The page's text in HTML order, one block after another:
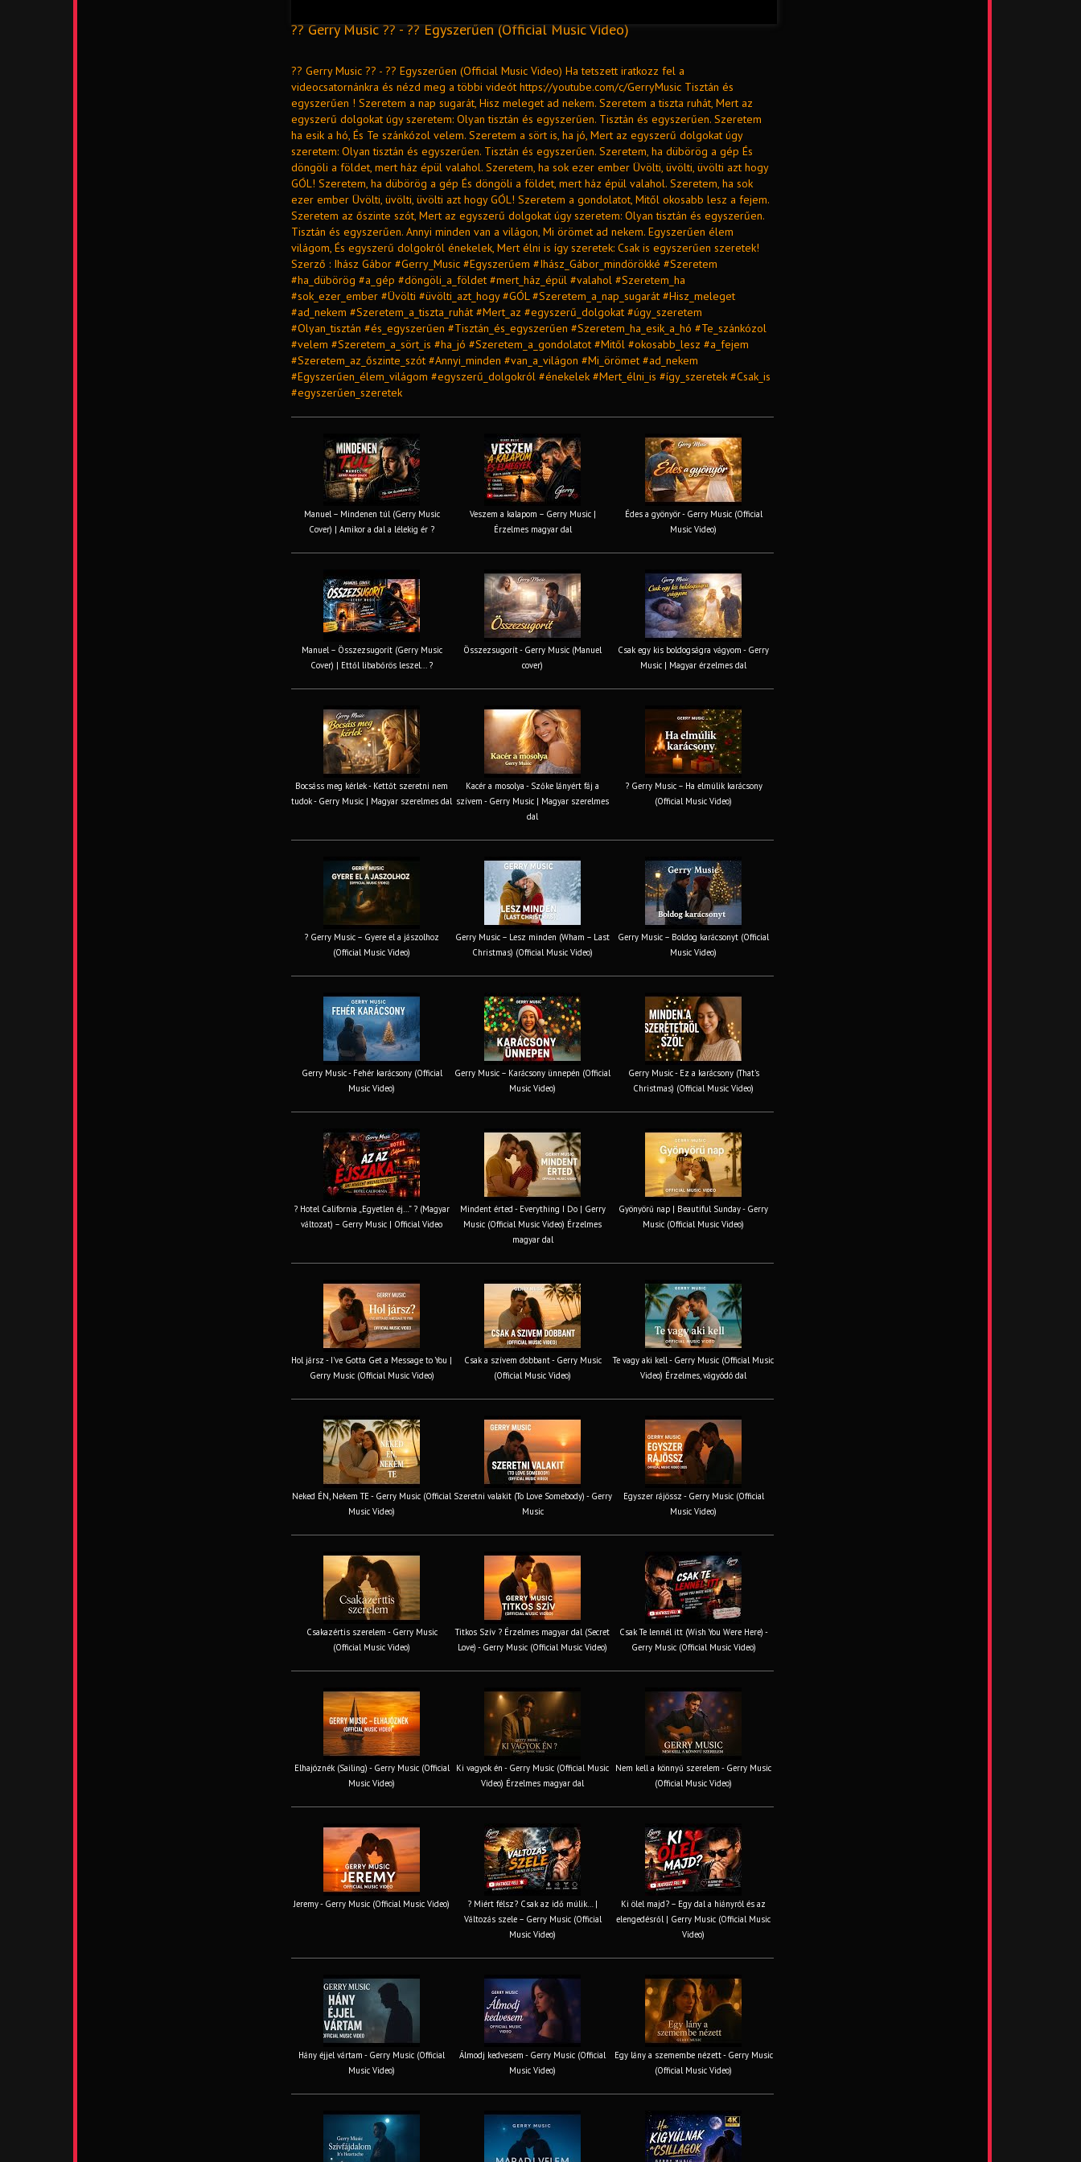
?? Gerry Music ?? - ?? Egyszerűen (Official Music Video)
?? Gerry Music ?? - ?? Egyszerűen (Official Music Video) Ha tetszett iratkozz fel a
videocsatornánkra és nézd meg a többi videót https://youtube.com/c/GerryMusic Tisztán és
egyszerűen ! Szeretem a nap sugarát, Hisz meleget ad nekem. Szeretem a tiszta ruhát, Mert az
egyszerű dolgokat úgy szeretem: Olyan tisztán és egyszerűen. Tisztán és egyszerűen. Szeretem
ha esik a hó, És Te szánkózol velem. Szeretem a sört is, ha jó, Mert az egyszerű dolgokat úgy
szeretem: Olyan tisztán és egyszerűen. Tisztán és egyszerűen. Szeretem, ha dübörög a gép És
döngöli a földet, mert ház épül valahol. Szeretem, ha sok ezer ember Üvölti, üvölti, üvölti azt hogy
GÓL! Szeretem, ha dübörög a gép És döngöli a földet, mert ház épül valahol. Szeretem, ha sok
ezer ember Üvölti, üvölti, üvölti azt hogy GÓL! Szeretem a gondolatot, Mitől okosabb lesz a fejem.
Szeretem az őszinte szót, Mert az egyszerű dolgokat úgy szeretem: Olyan tisztán és egyszerűen.
Tisztán és egyszerűen. Annyi minden van a világon, Mi örömet ad nekem. Egyszerűen élem
világom, És egyszerű dolgokról énekelek, Mert élni is így szeretek: Csak is egyszerűen szeretek!
Szerző : Ihász Gábor #Gerry_Music #Egyszerűem #Ihász_Gábor_mindörökké #Szeretem
#ha_dübörög #a_gép #döngöli_a_földet #mert_ház_épül #valahol #Szeretem_ha
#sok_ezer_ember #Üvölti #üvölti_azt_hogy #GÓL #Szeretem_a_nap_sugarát #Hisz_meleget
#ad_nekem #Szeretem_a_tiszta_ruhát #Mert_az #egyszerű_dolgokat #úgy_szeretem
#Olyan_tisztán #és_egyszerűen #Tisztán_és_egyszerűen #Szeretem_ha_esik_a_hó #Te_szánkózol
#velem #Szeretem_a_sört_is #ha_jó #Szeretem_a_gondolatot #Mitől #okosabb_lesz #a_fejem
#Szeretem_az_őszinte_szót #Annyi_minden #van_a_világon #Mi_örömet #ad_nekem
#Egyszerűen_élem_világom #egyszerű_dolgokról #énekelek #Mert_élni_is #így_szeretek #Csak_is
#egyszerűen_szeretek
Manuel – Mindenen túl (Gerry Music
Cover) | Amikor a dal a lélekig ér ?
Veszem a kalapom – Gerry Music |
Érzelmes magyar dal
Édes a gyönyör - Gerry Music (Official
Music Video)
Manuel – Összezsugorít (Gerry Music
Cover) | Ettől libabőrös leszel... ?
Összezsugorít - Gerry Music (Manuel
cover)
Csak egy kis boldogságra vágyom - Gerry
Music | Magyar érzelmes dal
Bocsáss meg kérlek - Kettőt szeretni nem
tudok - Gerry Music | Magyar szerelmes dal
Kacér a mosolya - Szőke lányért fáj a
szívem - Gerry Music | Magyar szerelmes
dal
? Gerry Music – Ha elmúlik karácsony
(Official Music Video)
? Gerry Music – Gyere el a jászolhoz
(Official Music Video)
Gerry Music – Lesz minden (Wham – Last
Christmas) (Official Music Video)
Gerry Music – Boldog karácsonyt (Official
Music Video)
Gerry Music - Fehér karácsony (Official
Music Video)
Gerry Music – Karácsony ünnepén (Official
Music Video)
Gerry Music - Ez a karácsony (That's
Christmas) (Official Music Video)
? Hotel California „Egyetlen éj…” ? (Magyar
változat) – Gerry Music | Official Video
Mindent érted - Everything I Do | Gerry
Music (Official Music Video) Érzelmes
magyar dal
Gyönyörű nap | Beautiful Sunday - Gerry
Music (Official Music Video)
Hol jársz - I've Gotta Get a Message to You |
Gerry Music (Official Music Video)
Csak a szívem dobbant - Gerry Music
(Official Music Video)
Te vagy aki kell - Gerry Music (Official Music
Video) Érzelmes, vágyódó dal
Neked ÉN, Nekem TE - Gerry Music (Official
Music Video)
Szeretni valakit (To Love Somebody) - Gerry
Music
Egyszer rájössz - Gerry Music (Official
Music Video)
Csakazértis szerelem - Gerry Music
(Official Music Video)
Titkos Szív ? Érzelmes magyar dal (Secret
Love) - Gerry Music (Official Music Video)
Csak Te lennél itt (Wish You Were Here) -
Gerry Music (Official Music Video)
Elhajóznék (Sailing) - Gerry Music (Official
Music Video)
Ki vagyok én - Gerry Music (Official Music
Video) Érzelmes magyar dal
Nem kell a könnyű szerelem - Gerry Music
(Official Music Video)
Jeremy - Gerry Music (Official Music Video)
? Miért félsz? Csak az idő múlik… |
Változás szele – Gerry Music (Official
Music Video)
Ki ölel majd? – Egy dal a hiányról és az
elengedésről | Gerry Music (Official Music
Video)
Hány éjjel vártam - Gerry Music (Official
Music Video)
Álmodj kedvesem - Gerry Music (Official
Music Video)
Egy lány a szemembe nézett - Gerry Music
(Official Music Video)